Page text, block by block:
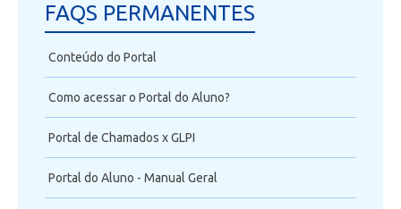
FAQS PERMANENTES
Conteúdo do Portal
Como acessar o Portal do Aluno?
Portal de Chamados x GLPI
Portal do Aluno - Manual Geral